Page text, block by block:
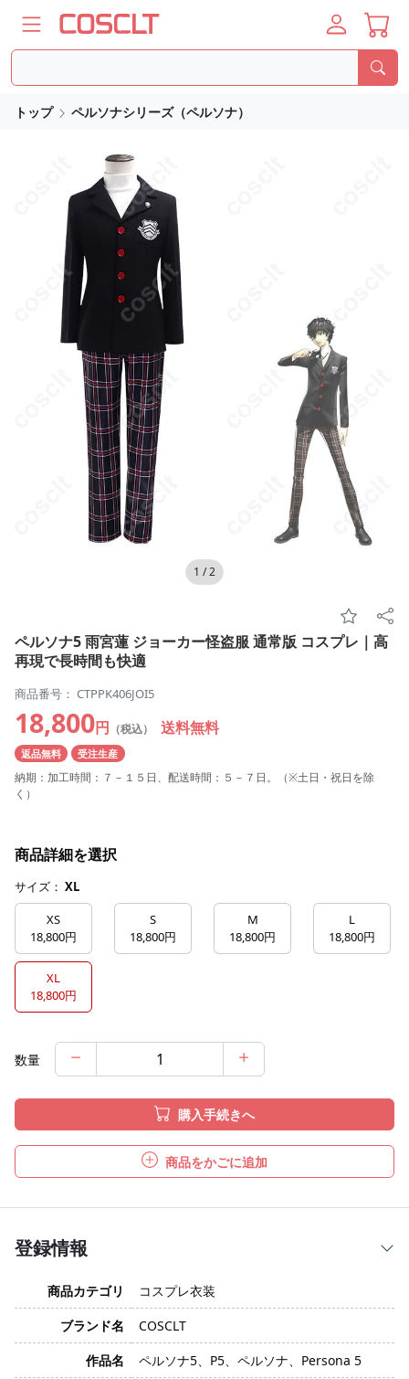
トップ ペルソナシリーズ（ペルソナ）
1 /2
ペルソナ5 雨宮蓮 ジョーカー怪盗服 通常版 コスプレ｜高
再現で長時間も快適
商品番号： CTPPK406JOI5
18,800円 （税込） 送料無料
返品無料 受注生産
納期：加工時間：７－１５日、配送時間：５－７日。（※土日・祝日を除
く）
商品詳細を選択
サイズ： XL
XS
18,800円
S
18,800円
M
18,800円
L
18,800円
XL
18,800円
数量
購入手続きへ
商品をかごに追加
登録情報
商品カテゴリ
コスプレ衣装
ブランド名
COSCLT
作品名
ペルソナ5、P5、ペルソナ、Persona 5